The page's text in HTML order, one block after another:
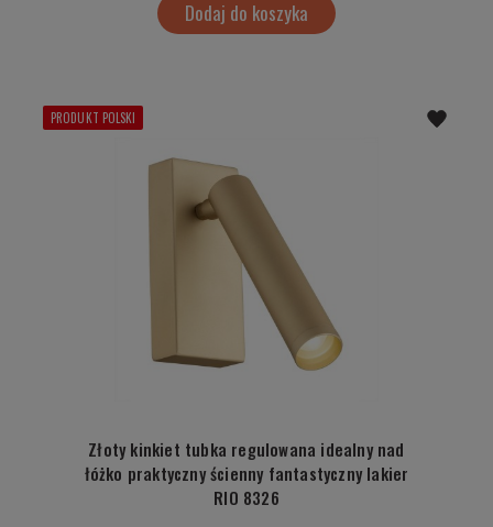
Dodaj do koszyka
Złoty kinkiet tubka regulowana idealny nad
łóżko praktyczny ścienny fantastyczny lakier
RIO 8326
PRODUKT POLSKI